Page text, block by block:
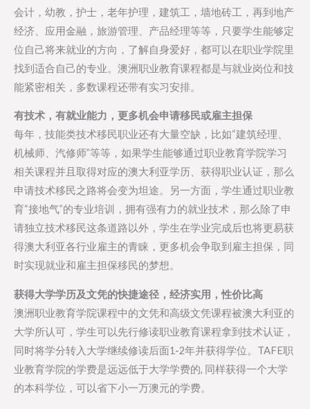
会计，幼教，护士，老年护理，建筑工，墙地砖工，再到地产
经济、应用金融，旅游管理、产品经理等等，只要学生能够定
位自己将来就业的方向，了解自身爱好，都可以在职业学院里
找到适合自己的专业。澳洲职业教育课程都是与就业岗位和技
能紧密相关，多数课程还带有实习安排。
有技术，有就业能力，更多机会申请移民或雇主担保
每年，技能类技术移民职业还有大量空缺，比如“建筑经理、
机械师、汽修师”等等，如果学生能够通过职业教育学院学习
相关课程并且取得对应的澳大利亚学历、获得职业认证，那么
申请技术移民之路将会变为坦途。另一方面，学生通过职业教
育“接地气”的专业培训，拥有强有力的就业技术，那么除了申
请独立技术移民这条道路以外，学生在学业完成后也将更易获
得澳大利亚各行业雇主的青睐，更多机会争取到雇主担保，同
时实现就业和雇主担保移民的梦想。
获得大学学历及文凭的快捷途径，经济实用，性价比高
澳洲职业教育学院课程中的文凭和高级文凭课程被澳大利亚的
大学所认可，学生可以先行修读职业教育课程拿到技术认证，
同时将学分转入大学继续修读后面1-2年并获得学位。TAFE职
业教育学院的学费是远远低于大学学费的, 同样获得一个大学
的本科学位，可以省下小一万澳元的学费。